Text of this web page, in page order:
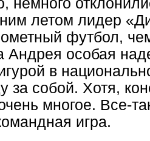
немного
летом лидер
футбол,
Андрея особая
в
за собой. Хотя,
многое. Все-
игра.